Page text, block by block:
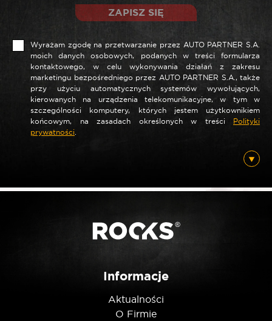
Nazwa *
E-mail*
ZAPISZ SIĘ
Wyrażam zgodę na przetwarzanie przez AUTO PARTNER S.A.
moich danych osobowych, podanych w treści formularza
kontaktowego, w celu wykonywania działań z zakresu
marketingu bezpośredniego przez AUTO PARTNER S.A., także
przy użyciu automatycznych systemów wywołujących,
kierowanych na urządzenia telekomunikacyjne, w tym w
szczególności komputery, których jestem użytkownikiem
końcowym, na zasadach określonych w treści Polityki
prywatności.
Informacje
Aktualności
O Firmie